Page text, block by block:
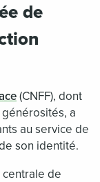
de
(CNFF), dont
a
au service de
son identité.
centrale de